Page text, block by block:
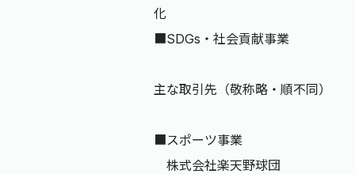
化
■SDGs・社会貢献事業
主な取引先（敬称略・順不同）
■スポーツ事業
株式会社楽天野球団